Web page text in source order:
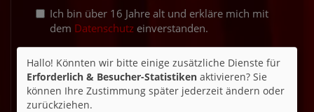
Ich bin über 16 Jahre alt und erkläre mich mit
dem Datenschutz einverstanden.
Möchten Sie vonSchutz vor Cyberangriffen
(Google ReCaptcha) bereitgestellte externe
Hallo! Könnten wir bitte einige zusätzliche Dienste für
Erforderlich & Besucher-Statistiken aktivieren? Sie
können Ihre Zustimmung später jederzeit ändern oder
zurückziehen.